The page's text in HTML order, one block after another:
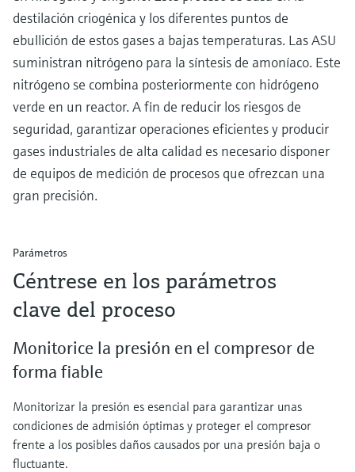
destilación criogénica y los diferentes puntos de
ebullición de estos gases a bajas temperaturas. Las ASU
suministran nitrógeno para la síntesis de amoníaco. Este
nitrógeno se combina posteriormente con hidrógeno
verde en un reactor. A fin de reducir los riesgos de
seguridad, garantizar operaciones eficientes y producir
gases industriales de alta calidad es necesario disponer
de equipos de medición de procesos que ofrezcan una
gran precisión.
Parámetros
Céntrese en los parámetros
clave del proceso
Monitorice la presión en el compresor de
forma fiable
Monitorizar la presión es esencial para garantizar unas
condiciones de admisión óptimas y proteger el compresor
frente a los posibles daños causados por una presión baja o
fluctuante.